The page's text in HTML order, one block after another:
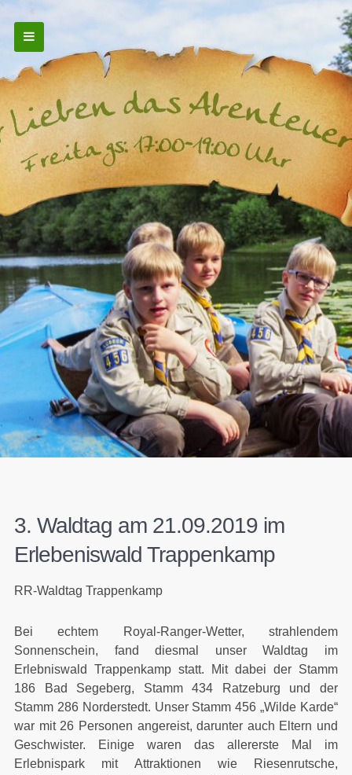
3. Waldtag am 21.09.2019 im
Erlebeniswald Trappenkamp
RR-Waldtag Trappenkamp
Bei echtem Royal-Ranger-Wetter, strahlendem
Sonnenschein, fand diesmal unser Waldtag im
Erlebniswald Trappenkamp statt. Mit dabei der Stamm
186 Bad Segeberg, Stamm 434 Ratzeburg und der
Stamm 286 Norderstedt. Unser Stamm 456 „Wilde Karde“
war mit 26 Personen angereist, darunter auch Eltern und
Geschwister. Einige waren das allererste Mal im
Erlebnispark mit Attraktionen wie Riesenrutsche,